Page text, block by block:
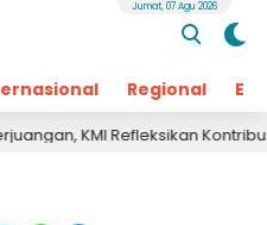
Regional
Jumat, 07 Agu 2026
KMI Refleksikan Kontribusi